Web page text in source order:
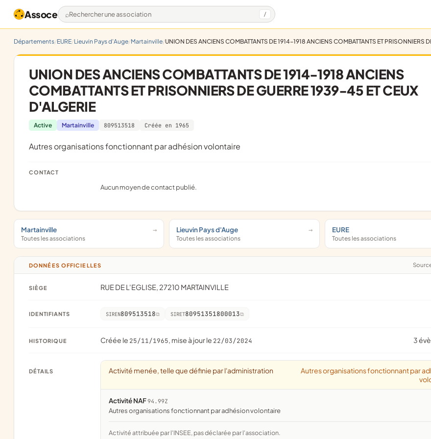
Assoce Rechercher une association /
Départements EURE Lieuvin Pays d'Auge Martainville UNION DES ANCIENS COMBATTANTS DE 1914-1918 ANCIENS COMBATTANTS ET PRISONNIERS
UNION DES ANCIENS COMBATTANTS DE 1914-1918 ANCIENS
COMBATTANTS ET PRISONNIERS DE GUERRE 1939-45 ET CEUX
D'ALGERIE
Active Martainville 809513518 Créée en 1965
Autres organisations fonctionnant par adhésion volontaire
CONTACT
Aucun moyen de contact publié.
Martainville
Toutes les associations
Lieuvin Pays d'Auge
Toutes les associations
EURE
Toutes les associations
DONNÉES OFFICIELLES
SIÈGE RUE DE L'EGLISE, 27210 MARTAINVILLE
IDENTIFIANTS SIREN809513518 SIRET80951351800013
HISTORIQUE Créée le 25/11/1965, mise à jour le 22/03/2024 3
DÉTAILS Activité menée, telle que définie par l'administration
Autres organisations fonctionnant par
Activité NAF94.99Z
Autres organisations fonctionnant par adhésion volontaire
Activité attribuée par l'INSEE, pas déclarée par l'association.